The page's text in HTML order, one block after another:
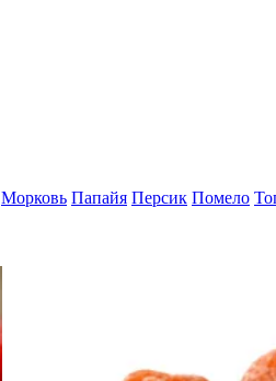
Морковь Папайя Персик Помело